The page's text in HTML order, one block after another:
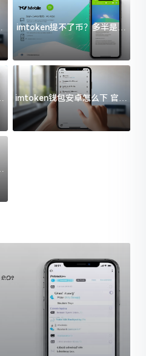
imtoken提不了币？多半是这
几件事没处理好
imtoken钱包安卓怎么下 官方
渠道避坑指南